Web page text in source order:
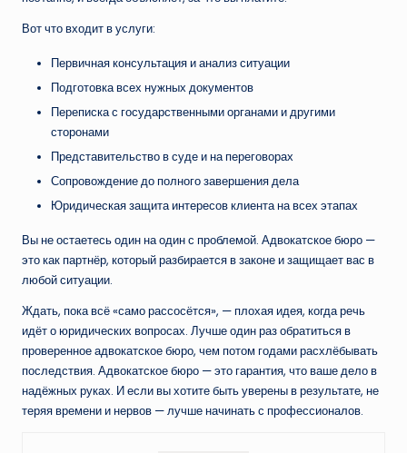
Вот что входит в услуги:
Первичная консультация и анализ ситуации
Подготовка всех нужных документов
Переписка с государственными органами и другими
сторонами
Представительство в суде и на переговорах
Сопровождение до полного завершения дела
Юридическая защита интересов клиента на всех этапах
Вы не остаетесь один на один с проблемой. Адвокатское бюро —
это как партнёр, который разбирается в законе и защищает вас в
любой ситуации.
Ждать, пока всё «само рассосётся», — плохая идея, когда речь
идёт о юридических вопросах. Лучше один раз обратиться в
проверенное адвокатское бюро, чем потом годами расхлёбывать
последствия. Адвокатское бюро — это гарантия, что ваше дело в
надёжных руках. И если вы хотите быть уверены в результате, не
теряя времени и нервов — лучше начинать с профессионалов.